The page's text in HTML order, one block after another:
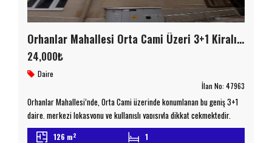
Orhanlar Mahallesi Orta Cami Üzeri 3+1 Kiralık Daire
24,000₺
Daire
İlan No: 47963
Orhanlar Mahallesi’nde, Orta Cami üzerinde konumlanan bu geniş 3+1
daire, merkezi lokasyonu ve kullanışlı yapısıyla dikkat çekmektedir.
Brüt 128 m², net 126 m² kullanım alanına sahip olan daire, 21-25 yıllık
126 m2 1